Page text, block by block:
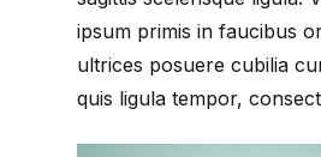
ipsum primis in faucibus
ultrices posuere cubilia
quis ligula tempor,